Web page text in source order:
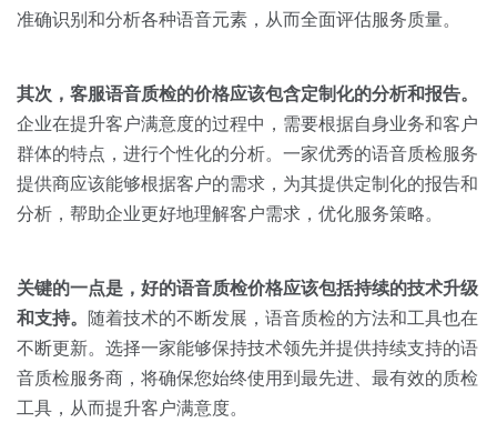
培训辅导
准确识别和分析各种语音元素，从而全面评估服务质量。
其次，客服语音质检的价格应该包含定制化的分析和报告。
企业在提升客户满意度的过程中，需要根据自身业务和客户
群体的特点，进行个性化的分析。一家优秀的语音质检服务
提供商应该能够根据客户的需求，为其提供定制化的报告和
分析，帮助企业更好地理解客户需求，优化服务策略。
关键的一点是，好的语音质检价格应该包括持续的技术升级
和支持。
随着技术的不断发展，语音质检的方法和工具也在
不断更新。选择一家能够保持技术领先并提供持续支持的语
音质检服务商，将确保您始终使用到最先进、最有效的质检
工具，从而提升客户满意度。